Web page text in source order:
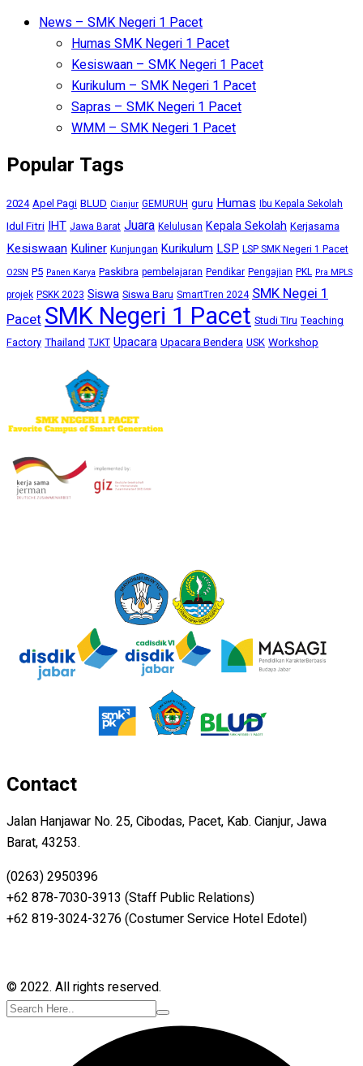
News – SMK Negeri 1 Pacet
Humas SMK Negeri 1 Pacet
Kesiswaan – SMK Negeri 1 Pacet
Kurikulum – SMK Negeri 1 Pacet
Sapras – SMK Negeri 1 Pacet
WMM – SMK Negeri 1 Pacet
Popular Tags
2024 Apel Pagi BLUD Cianjur GEMURUH guru Humas Ibu Kepala Sekolah
Idul Fitri IHT Jawa Barat Juara Kelulusan Kepala Sekolah Kerjasama
Kesiswaan Kuliner Kunjungan Kurikulum LSP LSP SMK Negeri 1 Pacet
O2SN P5 Panen Karya Paskibra pembelajaran Pendikar Pengajian PKL Pra MPLS
projek PSKK 2023 Siswa Siswa Baru SmartTren 2024 SMK Negei 1
PacetSMK Negeri 1 Pacet Studi TIru Teaching
Factory Thailand TJKT Upacara Upacara Bendera USK Workshop
Contact
Jalan Hanjawar No. 25, Cibodas, Pacet, Kab. Cianjur, Jawa
Barat, 43253.
(0263) 2950396
+62 878-7030-3913 (Staff Public Relations)
+62 819-3024-3276 (Costumer Service Hotel Edotel)
© 2022. All rights reserved.